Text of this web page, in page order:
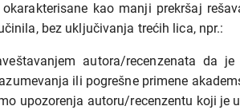
kao manji prekršaj
bez uključivanja trećih lica, npr.:
autora/recenzenata da
ili pogrešne primene
upozorenja autoru/recenzentu koji je